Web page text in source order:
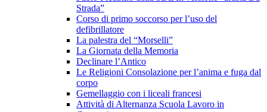
Strada”
Corso di primo soccorso per l’uso del
defibrillatore
La palestra del “Morselli”
La Giornata della Memoria
Declinare l’Antico
Le Religioni Consolazione per l’anima e fuga dal
corpo
Gemellaggio con i liceali francesi
Attività di Alternanza Scuola Lavoro in